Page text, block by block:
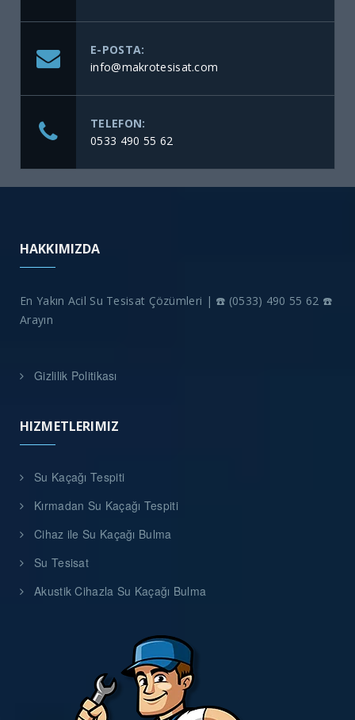
E-POSTA:
info@makrotesisat.com
TELEFON:
0533 490 55 62
HAKKIMIZDA
En Yakın Acil Su Tesisat Çözümleri | ☎️ (0533) 490 55 62 ☎️
Arayın
Gizlilik Politikası
HIZMETLERIMIZ
Su Kaçağı Tespiti
Kırmadan Su Kaçağı Tespiti
Cihaz ile Su Kaçağı Bulma
Su Tesisat
Akustik Cihazla Su Kaçağı Bulma